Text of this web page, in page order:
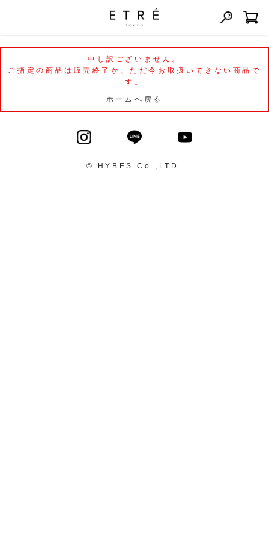
申し訳ございません。
ご指定の商品は販売終了か、ただ今お取扱いできない商品で
す。
ホームへ戻る
© HYBES Co.,LTD.